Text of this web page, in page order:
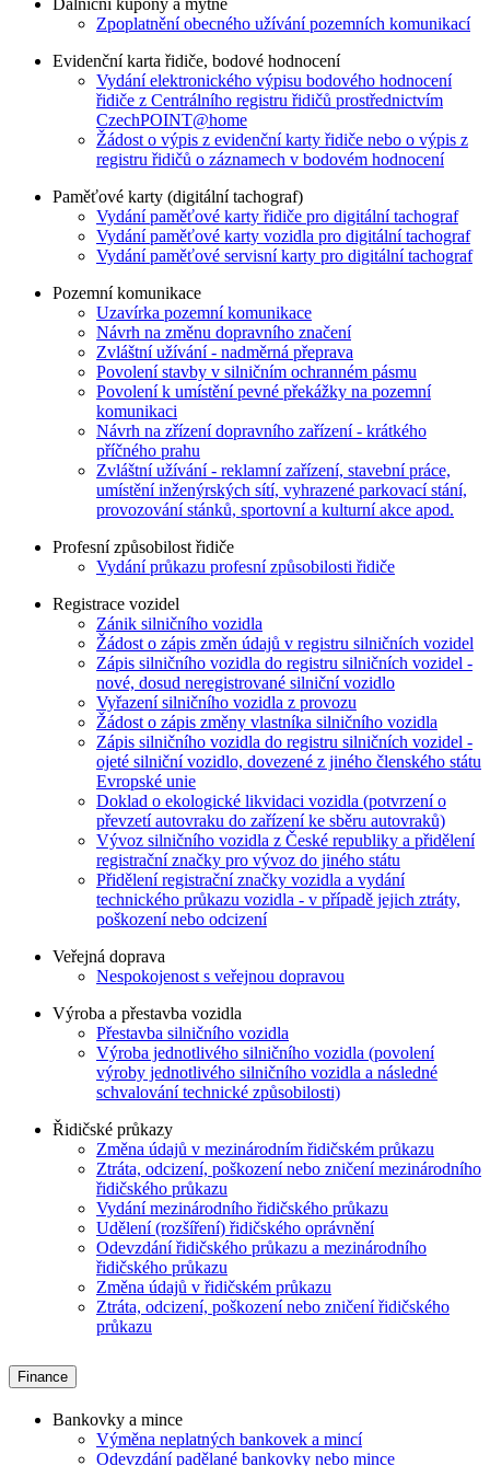
Dálniční kupóny a mýtné
Zpoplatnění obecného užívání pozemních komunikací
Evidenční karta řidiče, bodové hodnocení
Vydání elektronického výpisu bodového hodnocení
řidiče z Centrálního registru řidičů prostřednictvím
CzechPOINT@home
Žádost o výpis z evidenční karty řidiče nebo o výpis z
registru řidičů o záznamech v bodovém hodnocení
Paměťové karty (digitální tachograf)
Vydání paměťové karty řidiče pro digitální tachograf
Vydání paměťové karty vozidla pro digitální tachograf
Vydání paměťové servisní karty pro digitální tachograf
Pozemní komunikace
Uzavírka pozemní komunikace
Návrh na změnu dopravního značení
Zvláštní užívání - nadměrná přeprava
Povolení stavby v silničním ochranném pásmu
Povolení k umístění pevné překážky na pozemní
komunikaci
Návrh na zřízení dopravního zařízení - krátkého
příčného prahu
Zvláštní užívání - reklamní zařízení, stavební práce,
umístění inženýrských sítí, vyhrazené parkovací stání,
provozování stánků, sportovní a kulturní akce apod.
Profesní způsobilost řidiče
Vydání průkazu profesní způsobilosti řidiče
Registrace vozidel
Zánik silničního vozidla
Žádost o zápis změn údajů v registru silničních vozidel
Zápis silničního vozidla do registru silničních vozidel -
nové, dosud neregistrované silniční vozidlo
Vyřazení silničního vozidla z provozu
Žádost o zápis změny vlastníka silničního vozidla
Zápis silničního vozidla do registru silničních vozidel -
ojeté silniční vozidlo, dovezené z jiného členského státu
Evropské unie
Doklad o ekologické likvidaci vozidla (potvrzení o
převzetí autovraku do zařízení ke sběru autovraků)
Vývoz silničního vozidla z České republiky a přidělení
registrační značky pro vývoz do jiného státu
Přidělení registrační značky vozidla a vydání
technického průkazu vozidla - v případě jejich ztráty,
poškození nebo odcizení
Veřejná doprava
Nespokojenost s veřejnou dopravou
Výroba a přestavba vozidla
Přestavba silničního vozidla
Výroba jednotlivého silničního vozidla (povolení
výroby jednotlivého silničního vozidla a následné
schvalování technické způsobilosti)
Řidičské průkazy
Změna údajů v mezinárodním řidičském průkazu
Ztráta, odcizení, poškození nebo zničení mezinárodního
řidičského průkazu
Vydání mezinárodního řidičského průkazu
Udělení (rozšíření) řidičského oprávnění
Odevzdání řidičského průkazu a mezinárodního
řidičského průkazu
Změna údajů v řidičském průkazu
Ztráta, odcizení, poškození nebo zničení řidičského
průkazu
Finance
Bankovky a mince
Výměna neplatných bankovek a mincí
Odevzdání padělané bankovky nebo mince